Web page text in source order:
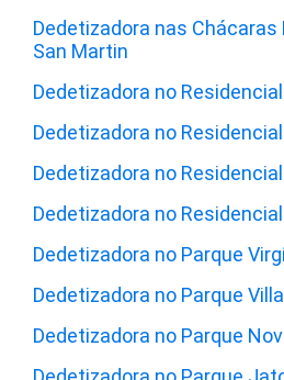
Dedetizadora nas Chácaras
San Martin
Dedetizadora no
Dedetizadora no
Dedetizadora no
Dedetizadora no
Dedetizadora no Parque
Dedetizadora no Parque
Dedetizadora no Parque